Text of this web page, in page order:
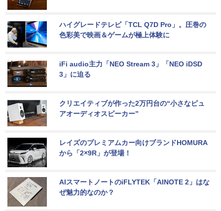
ハイグレードテレビ「TCL Q7D Pro」。圧巻の
色彩美で映画＆ゲームが極上体験に
iFi audio主力「NEO Stream 3」「NEO iDSD
3」に迫る
クリエイティブが作った2万円台の“小さなピュ
アオーディオスピーカー”
レイズのプレミアムカー向けブランドHOMURA
から「2×9R」が登場！
AIスマートノートのiFLYTEK「AINOTE 2」はな
ぜ魅力的なのか？